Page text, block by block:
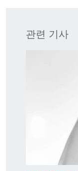
관련 기사